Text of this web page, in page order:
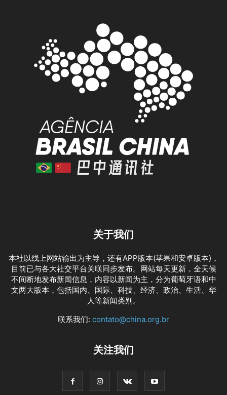
关于我们
本社以线上网站输出为主导，还有APP版本(苹果和安卓版本)，
目前已与各大社交平台关联同步发布。网站每天更新，全天候
不间断地发布新闻信息，内容以新闻为主，分为葡萄牙语和中
文两大版本，包括国内、国际、科技、经济、政治、生活、华
人等新闻类别。
联系我们: contato@china.org.br
关注我们